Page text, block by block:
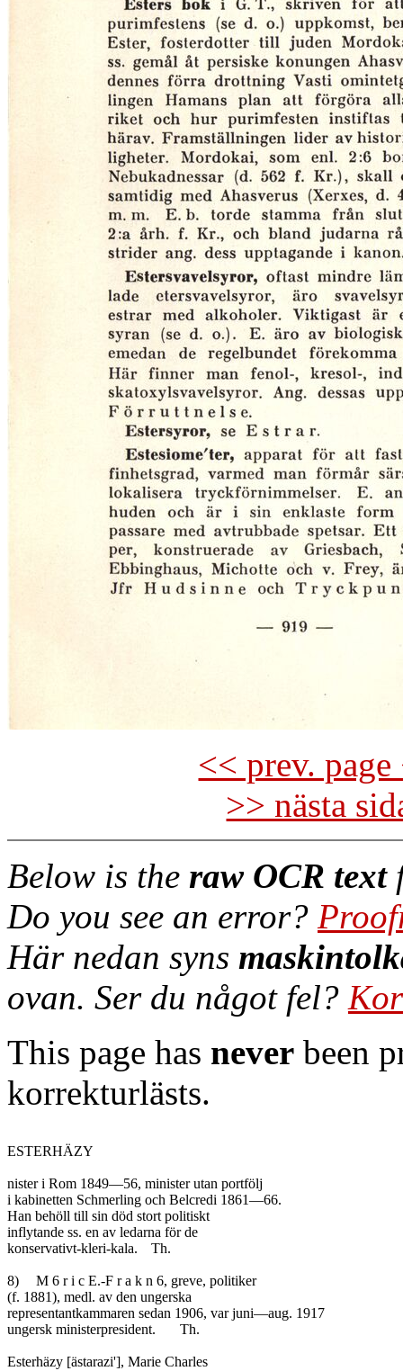
<< prev.
>> nästa
Below is the raw OCR text
Do you see an error?
Här nedan syns
ovan. Ser du något fel?
This page has never been
korrekturlästs.
ESTERHÄZY
nister i Rom 1849—56, minister utan portfölj
i kabinetten Schmerling och Belcredi 1861—66.
Han behöll till sin död stort politiskt
inflytande ss. en av ledarna för de
konservativt-kleri-kala.	Th.
8)	M 6 r i c E.-F r a k n 6, greve, politiker
(f. 1881), medl. av den ungerska
representantkammaren sedan 1906, var juni—aug. 1917
ungersk ministerpresident.	Th.
Esterhäzy [ästarazi'], Marie Charles